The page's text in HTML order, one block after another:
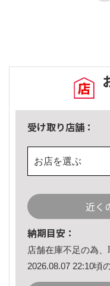
受け取り店舗：
お店を選ぶ
近く
納期目安：
店舗在庫不足の為、
2026.08.07 22:10頃